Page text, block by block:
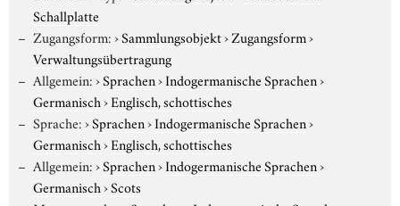
Schallplatte
Zugangsform:›Sammlungsobjekt›Zugangsform›
Verwaltungsübertragung
Allgemein:›Sprachen›Indogermanische Sprachen›
Germanisch›Englisch, schottisches
Sprache:›Sprachen›Indogermanische Sprachen›
Germanisch›Englisch, schottisches
Allgemein:›Sprachen›Indogermanische Sprachen›
Germanisch›Scots